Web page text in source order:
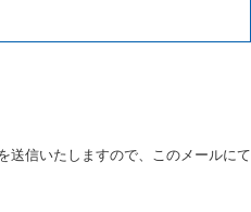
138号 平成7年6月13日）の
示を求め、及び提出された
求めます。
はその他の支払方法を指定す
送信いたしますので、このメールにて